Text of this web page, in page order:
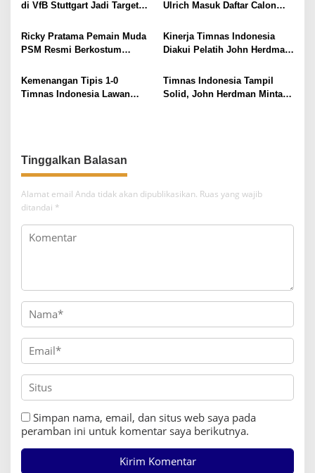
p
o
s
di VfB Stuttgart Jadi Target
Indonesia
Ulrich Masuk Daftar Calon
Ricky Pratama Pemain Muda
PSM Resmi Berkostum
Dianggap Spesial Berikut
Perjalanan Kariernya
Kinerja Timnas Indonesia
Diakui Pelatih John Herdman,
Kemenangan Tipis 1-0
Timnas Indonesia Lawan
Timnas Indonesia Tampil
Solid, John Herdman Minta
Tinggalkan Balasan
Alamat email Anda tidak akan dipublikasikan. Ruas yang wajib
ditandai *
Simpan nama, email, dan situs web saya pada
peramban ini untuk komentar saya berikutnya.